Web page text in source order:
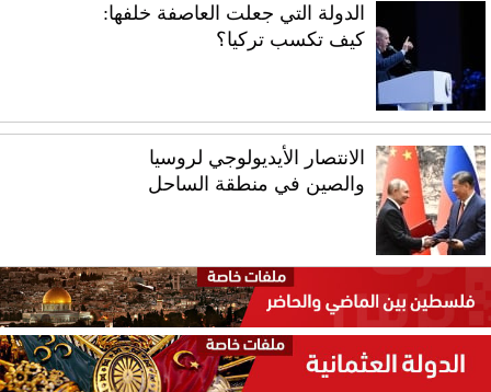
الدولة التي جعلت العاصفة خلفها:
كيف تكسب تركيا؟
الانتصار الأيديولوجي لروسيا
والصين في منطقة الساحل